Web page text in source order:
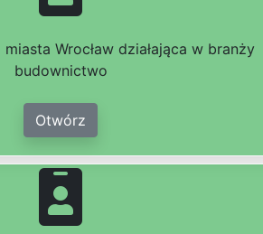
Wrocław działająca w branży
budownictwo
Otwórz